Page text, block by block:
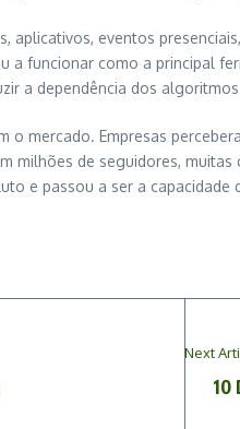
aplicativos, eventos
funcionar como a principal
a dependência dos
mercado. Empresas
milhões de seguidores,
e passou a ser a capacidade
Next
10